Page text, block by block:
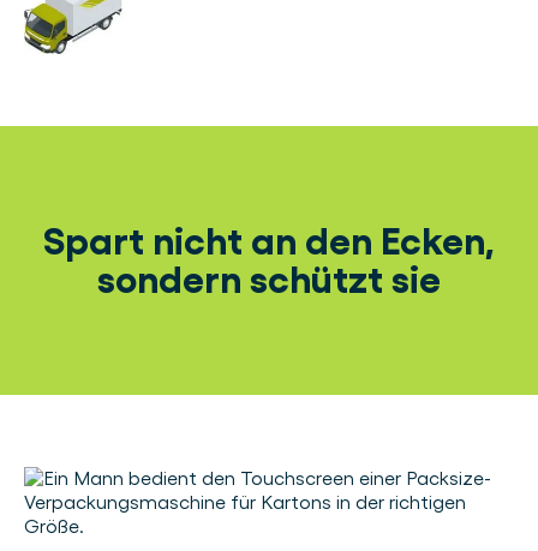
Spart nicht an den Ecken,
sondern schützt sie